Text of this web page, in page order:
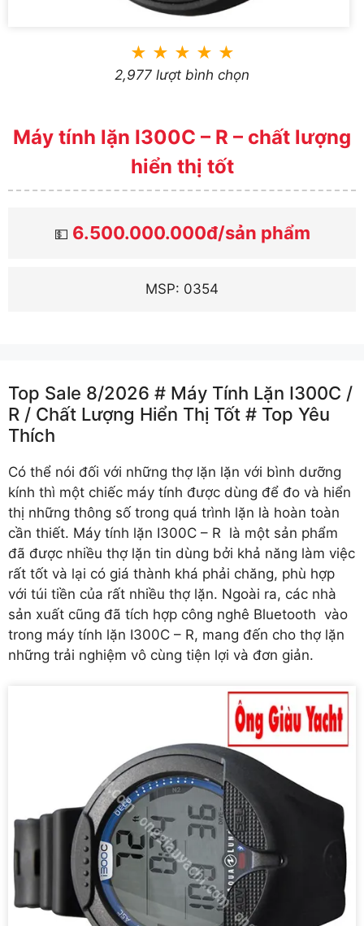
★ ★ ★ ★ ★
2,977 lượt bình chọn
Máy tính lặn I300C – R – chất lượng
hiển thị tốt
💵 6.500.000.000đ/sản phẩm
MSP: 0354
Top Sale 8/2026 # Máy Tính Lặn I300C /️
R /️ Chất Lượng Hiển Thị Tốt # Top Yêu
Thích
Có thể nói đối với những thợ lặn lặn với bình dưỡng
kính thì một chiếc máy tính được dùng để đo và hiển
thị những thông số trong quá trình lặn là hoàn toàn
cần thiết. Máy tính lặn I300C – R là một sản phẩm
đã được nhiều thợ lặn tin dùng bởi khả năng làm việc
rất tốt và lại có giá thành khá phải chăng, phù hợp
với túi tiền của rất nhiều thợ lặn. Ngoài ra, các nhà
sản xuất cũng đã tích hợp công nghê Bluetooth vào
trong máy tính lặn I300C – R, mang đến cho thợ lặn
những trải nghiệm vô cùng tiện lợi và đơn giản.